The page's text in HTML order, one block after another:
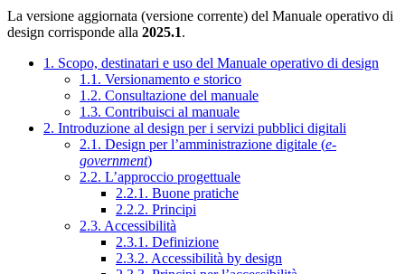
La versione aggiornata (versione corrente) del Manuale operativo di
design corrisponde alla 2025.1.
1. Scopo, destinatari e uso del Manuale operativo di design
1.1. Versionamento e storico
1.2. Consultazione del manuale
1.3. Contribuisci al manuale
2. Introduzione al design per i servizi pubblici digitali
2.1. Design per l’amministrazione digitale (e-
government)
2.2. L’approccio progettuale
2.2.1. Buone pratiche
2.2.2. Principi
2.3. Accessibilità
2.3.1. Definizione
2.3.2. Accessibilità by design